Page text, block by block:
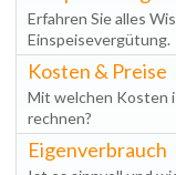
Erfahren Sie alles
Einspeisevergütung.
Kosten & Preise
Mit welchen Kosten
rechnen?
Eigenverbrauch